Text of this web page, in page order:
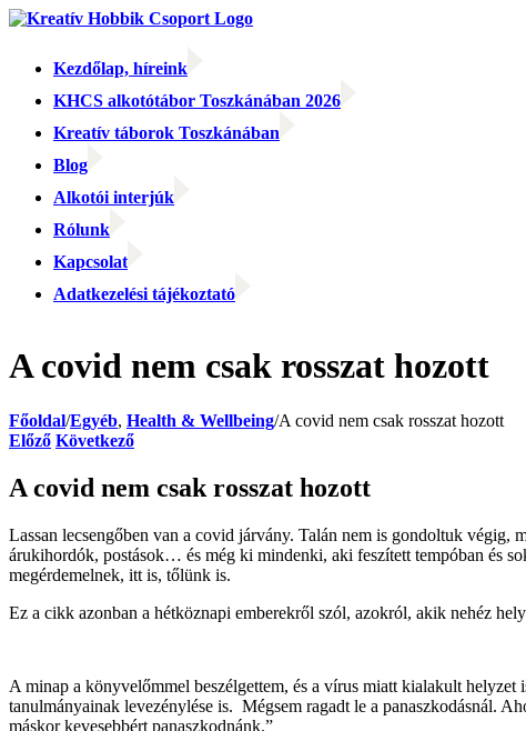
Kihagyás
Kezdőlap, híreink
KHCS alkotótábor Toszkánában 2026
Kreatív táborok Toszkánában
Blog
Alkotói interjúk
Rólunk
Kapcsolat
Adatkezelési tájékoztató
A covid nem csak rosszat hozott
Főoldal/Egyéb, Health & Wellbeing/A covid nem csak rosszat hozott
Előző Következő
A covid nem csak rosszat hozott
Lassan lecsengőben van a covid járvány. Talán nem is gondoltuk
árukihordók, postások… és még ki mindenki, aki feszített tempóban és
megérdemelnek, itt is, tőlünk is.
Ez a cikk azonban a hétköznapi emberekről szól, azokról, akik nehéz
A minap a könyvelőmmel beszélgettem, és a vírus miatt kialakult
tanulmányainak levezénylése is. Mégsem ragadt le a panaszkodásnál.
máskor kevesebbért panaszkodnánk.”